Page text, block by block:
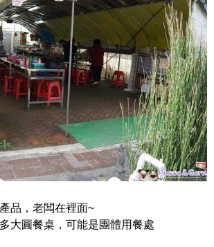
品，老闆在裡面~
大圓餐桌，可能是團體用餐處